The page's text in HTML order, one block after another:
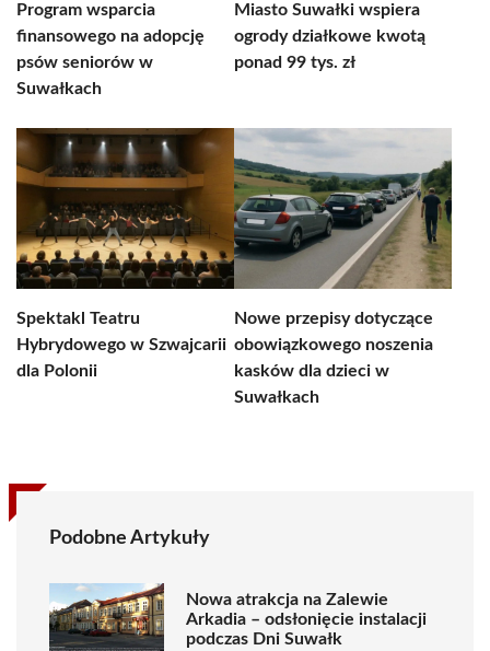
Program wsparcia
finansowego na adopcję
psów seniorów w
Suwałkach
Miasto Suwałki wspiera
ogrody działkowe kwotą
ponad 99 tys. zł
Spektakl Teatru
Hybrydowego w Szwajcarii
dla Polonii
Nowe przepisy dotyczące
obowiązkowego noszenia
kasków dla dzieci w
Suwałkach
Podobne Artykuły
Nowa atrakcja na Zalewie
Arkadia – odsłonięcie instalacji
podczas Dni Suwałk